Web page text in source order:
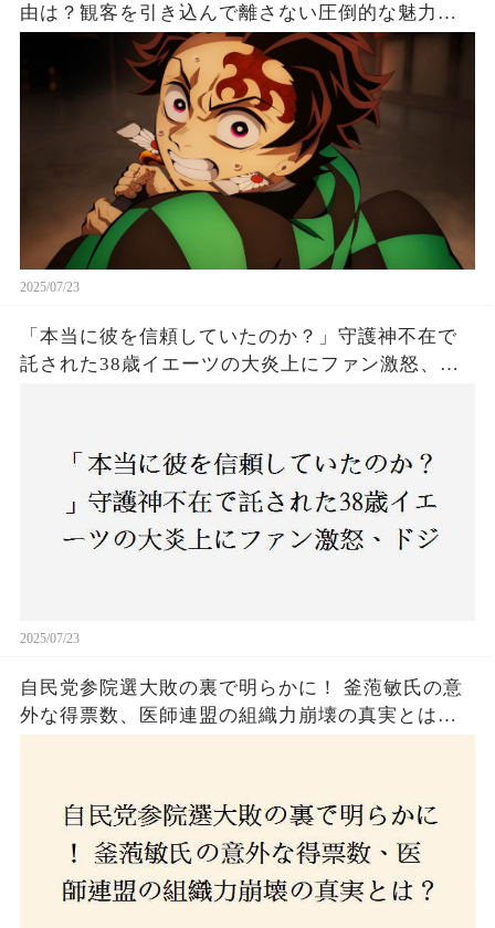
由は？観客を引き込んで離さない圧倒的な魅力と
2025/07/23
「本当に彼を信頼していたのか？」守護神不在で
託された38歳イエーツの大炎上にファン激怒、ド
2025/07/23
自民党参院選大敗の裏で明らかに！ 釜萢敏氏の意
外な得票数、医師連盟の組織力崩壊の真実とは？